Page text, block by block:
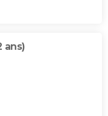
ans)